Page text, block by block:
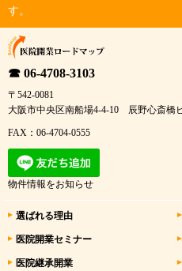
す。
☎ 06-4708-3103
〒542-0081
大阪市中央区南船場4-4-10 辰野心斎橋
FAX：06-4704-0555
物件情報をお知らせ
選ばれる理由
医院開業セミナー
医院継承開業